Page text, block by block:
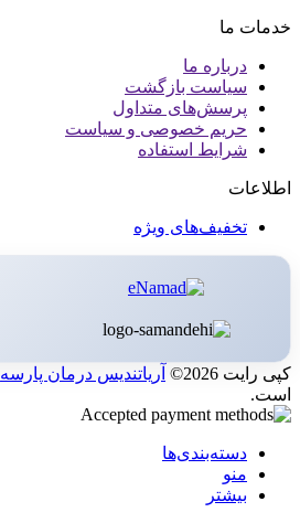
خدمات ما
درباره ما
سیاست بازگشت
پرسش‌های متداول
حریم خصوصی و سیاست
شرایط استفاده
اطلاعات
تخفیف‌های ویژه
کپی رایت 2026© آریاتندیس درمان پارسه
است.
دسته‌بندی‌ها
منو
بیشتر